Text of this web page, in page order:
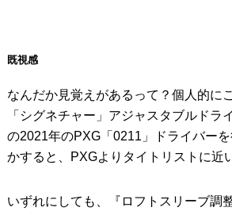
既視感
なんだか見覚えがあるって？個人的に
「シグネチャー」アジャスタブルドラ
の2021年のPXG「0211」ドライバー
かすると、PXGよりタイトリストに近
いずれにしても、『ロフトスリーブ調